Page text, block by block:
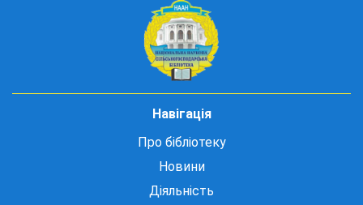
Навігація
Про бібліотеку
Новини
Діяльність